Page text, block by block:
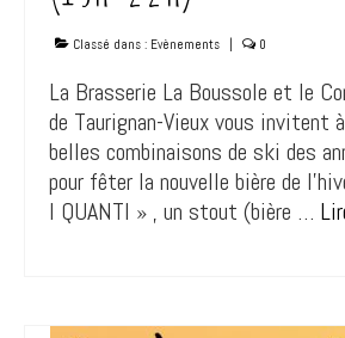
Classé dans : Evènements 0
La Brasserie La Boussole et le
de Taurignan-Vieux vous invitent
belles combinaisons de ski des
pour fêter la nouvelle bière de
I QUANTI » , un stout (bière …